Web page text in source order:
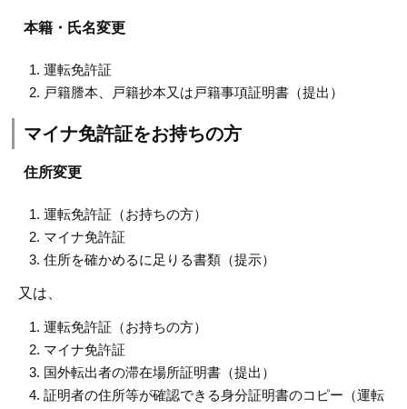
本籍・氏名変更
運転免許証
戸籍謄本、戸籍抄本又は戸籍事項証明書（提出）
マイナ免許証をお持ちの方
住所変更
運転免許証（お持ちの方）
マイナ免許証
住所を確かめるに足りる書類（提示）
又は、
運転免許証（お持ちの方）
マイナ免許証
国外転出者の滞在場所証明書（提出）
証明者の住所等が確認できる身分証明書のコピー（運転